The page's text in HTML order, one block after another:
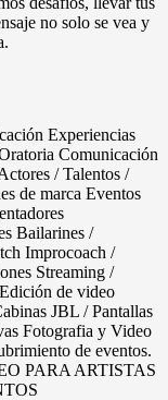
no solo se vea y
Experiencias
Comunicación
/ Talentos /
de marca Eventos
Bailarines /
Improcoach /
Streaming /
de video
JBL / Pantallas
Fotografia y Video
de eventos.
PARA ARTISTAS